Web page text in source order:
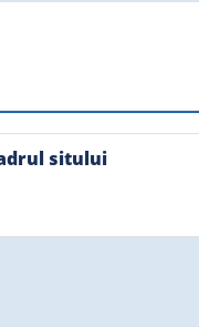
sitului